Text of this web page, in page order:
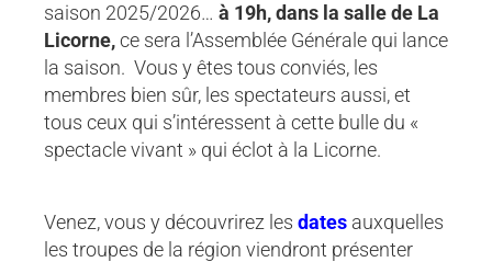
saison 2025/2026… à 19h, dans la salle de La
Licorne,ce sera l’Assemblée Générale qui lance
la saison. Vous y êtes tous conviés, les
membres bien sûr, les spectateurs aussi, et
tous ceux qui s’intéressent à cette bulle du «
spectacle vivant » qui éclot à la Licorne.
Venez, vous y découvrirez les dates auxquelles
les troupes de la région viendront présenter